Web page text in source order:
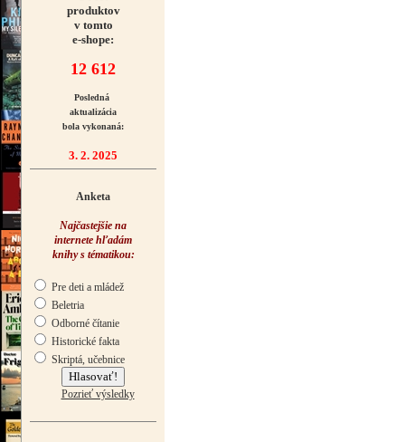
produktov
v tomto
e-shope:
12 612
Posledná
aktualizácia
bola vykonaná:
3. 2. 2025
Anketa
Najčastejšie na
internete hľadám
knihy s tématikou:
Pre deti a mládež
Beletria
Odborné čítanie
Historické fakta
Skriptá, učebnice
Pozrieť výsledky